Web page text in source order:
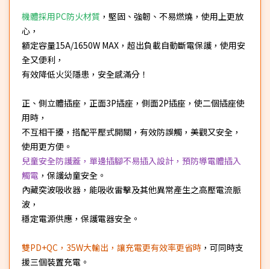
機體採用PC防火材質 ，堅固、強韌、不易燃燒，使用上更放
心，
額定容量15A/1650W MAX，超出負載自動斷電保護，使用安
全又便利，
有效降低火災隱患，安全感滿分！
正、側立體插座，正面3P插座，側面2P插座，使二個插座使
用時，
不互相干擾，搭配平壓式開關，有效防誤觸，美觀又安全，
使用更方便。
兒童安全防護蓋，單邊插腳不易插入設計，預防導電體插入
觸電 ，保護幼童安全。
內藏突波吸收器，能吸收雷擊及其他異常產生之高壓電流脈
波，
穩定電源供應，保護電器安全。
雙PD+QC，35W大輸出，讓充電更有效率更省時 ，可同時支
援三個裝置充電。